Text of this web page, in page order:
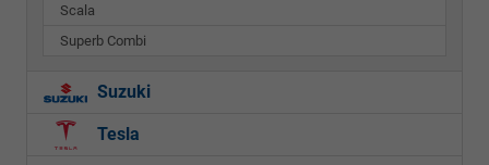
Scala
Superb Combi
Suzuki
Tesla